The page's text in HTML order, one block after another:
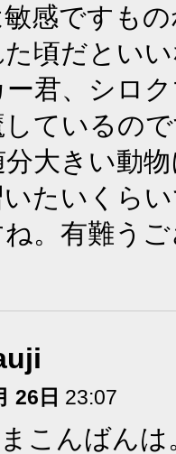
感ですも
頃だとい
君、シロ
ているの
大きい動
たいくら
。有難う
26日 23:07
こんばん